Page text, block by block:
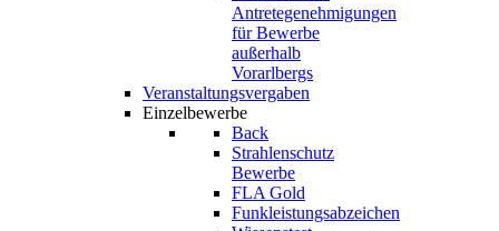
Antretegenehmigungen
für Bewerbe
außerhalb
Vorarlbergs
Veranstaltungsvergaben
Einzelbewerbe
Back
Strahlenschutz
Bewerbe
FLA Gold
Funkleistungsabzeichen